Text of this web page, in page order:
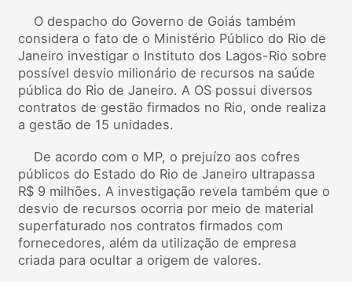
O despacho do Governo de Goiás também
considera o fato de o Ministério Público do Rio de
Janeiro investigar o Instituto dos Lagos-Rio sobre
possível desvio milionário de recursos na saúde
pública do Rio de Janeiro. A OS possui diversos
contratos de gestão firmados no Rio, onde realiza
a gestão de 15 unidades.
De acordo com o MP, o prejuízo aos cofres
públicos do Estado do Rio de Janeiro ultrapassa
R$ 9 milhões. A investigação revela também que o
desvio de recursos ocorria por meio de material
superfaturado nos contratos firmados com
fornecedores, além da utilização de empresa
criada para ocultar a origem de valores.